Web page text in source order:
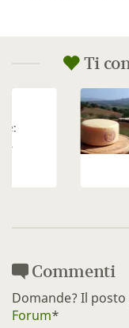
Ti
Commenti
Domande? Il
Forum*